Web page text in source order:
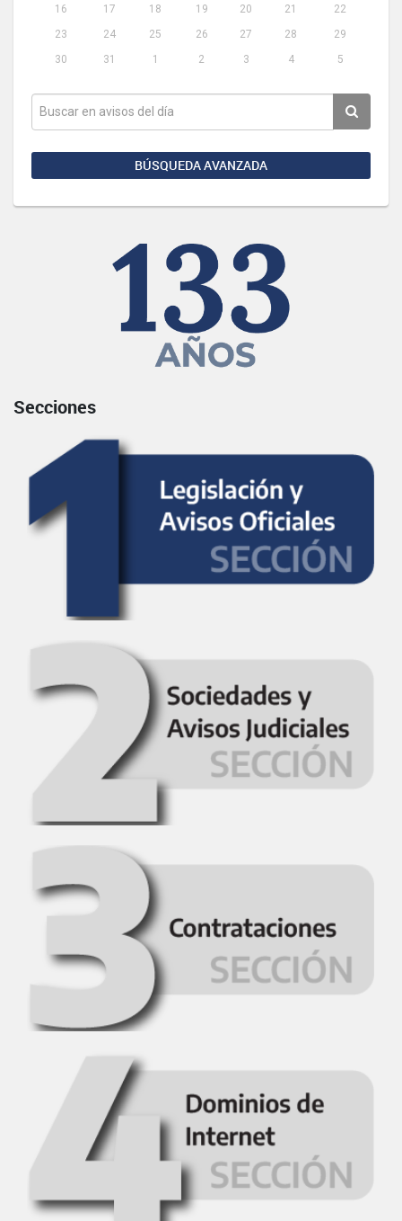
16
17 18 19 20 21
22
23
24 25 26 27 28
29
30
31 1 2 3 4 5
BÚSQUEDA AVANZADA
Secciones